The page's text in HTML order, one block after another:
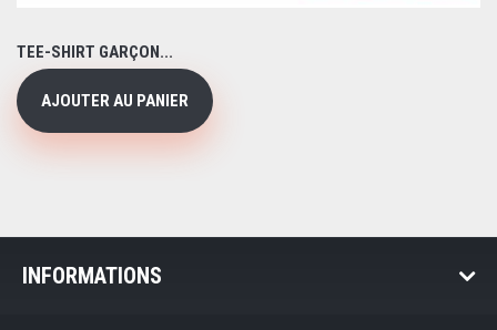
TEE-SHIRT GARÇON...
AJOUTER AU PANIER
INFORMATIONS